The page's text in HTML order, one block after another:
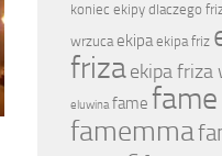
koniec ekipy dlaczego
wrzuca ekipa ekipa friz
frizaekipa friza
eluwina fame
famemma